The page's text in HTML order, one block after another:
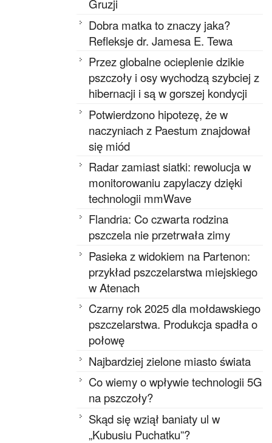
Gruzji
Dobra matka to znaczy jaka?
Refleksje dr. Jamesa E. Tewa
Przez globalne ocieplenie dzikie
pszczoły i osy wychodzą szybciej z
hibernacji i są w gorszej kondycji
Potwierdzono hipotezę, że w
naczyniach z Paestum znajdował
się miód
Radar zamiast siatki: rewolucja w
monitorowaniu zapylaczy dzięki
technologii mmWave
Flandria: Co czwarta rodzina
pszczela nie przetrwała zimy
Pasieka z widokiem na Partenon:
przykład pszczelarstwa miejskiego
w Atenach
Czarny rok 2025 dla mołdawskiego
pszczelarstwa. Produkcja spadła o
połowę
Najbardziej zielone miasto świata
Co wiemy o wpływie technologii 5G
na pszczoły?
Skąd się wziął baniaty ul w
„Kubusiu Puchatku”?